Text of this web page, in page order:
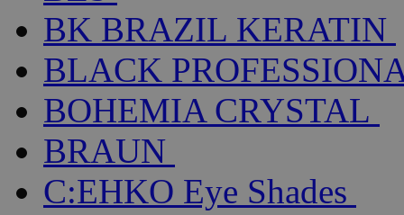
BK BRAZIL KERATIN
BLACK
BOHEMIA CRYSTAL
BRAUN
C:EHKO Eye Shades